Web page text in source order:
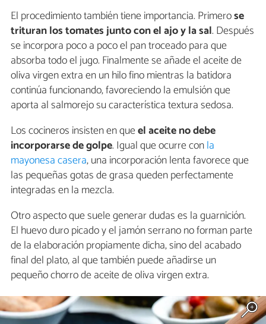
El procedimiento también tiene importancia. Primerose
trituran los tomates junto con el ajo y la sal. Después
se incorpora poco a poco el pan troceado para que
absorba todo el jugo. Finalmente se añade el aceite de
oliva virgen extra en un hilo fino mientras la batidora
continúa funcionando, favoreciendo la emulsión que
aporta al salmorejo su característica textura sedosa.
Los cocineros insisten en queel aceite no debe
incorporarse de golpe. Igual que ocurre conla
mayonesa casera, una incorporación lenta favorece que
las pequeñas gotas de grasa queden perfectamente
integradas en la mezcla.
Otro aspecto que suele generar dudas es la guarnición.
El huevo duro picado y el jamón serrano no forman parte
de la elaboración propiamente dicha, sino del acabado
final del plato, al que también puede añadirse un
pequeño chorro de aceite de oliva virgen extra.